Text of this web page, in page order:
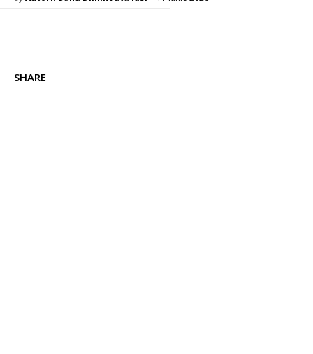
SHARE